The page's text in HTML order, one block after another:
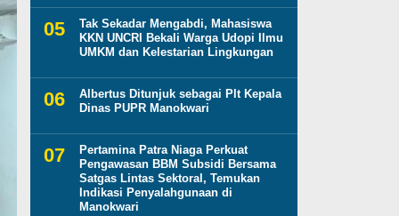
Tak Sekadar Mengabdi, Mahasiswa
KKN UNCRI Bekali Warga Udopi Ilmu
UMKM dan Kelestarian Lingkungan
Albertus Ditunjuk sebagai Plt Kepala
Dinas PUPR Manokwari
Pertamina Patra Niaga Perkuat
Pengawasan BBM Subsidi Bersama
Satgas Lintas Sektoral, Temukan
Indikasi Penyalahgunaan di
Manokwari